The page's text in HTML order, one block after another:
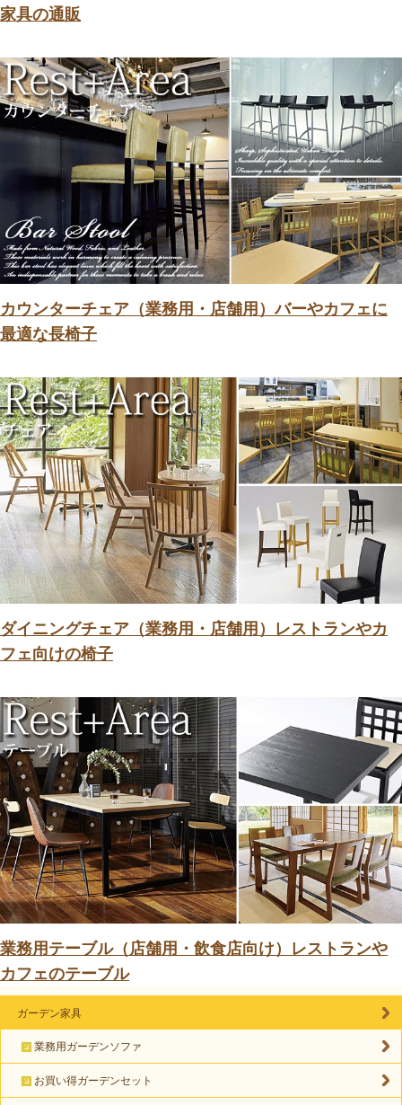
家具の通販
カウンターチェア（業務用・店舗用）バーやカフェに
最適な長椅子
ダイニングチェア（業務用・店舗用）レストランやカ
フェ向けの椅子
業務用テーブル（店舗用・飲食店向け）レストランや
カフェのテーブル
ガーデン家具
業務用ガーデンソファ
お買い得ガーデンセット